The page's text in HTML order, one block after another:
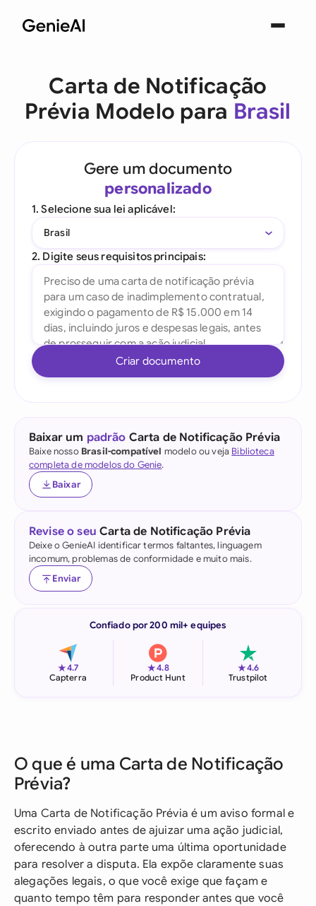
Carta de Notificação
Prévia Modelo para Brasil
Gere um documento
personalizado
1. Selecione sua lei aplicável:
Brasil
2. Digite seus requisitos principais:
Criar documento
Baixar um padrão Carta de Notificação Prévia
Baixe nosso Brasil-compatível modelo ou veja Biblioteca
completa de modelos do Genie.
Baixar
Revise o seu Carta de Notificação Prévia
Deixe o GenieAI identificar termos faltantes, linguagem
incomum, problemas de conformidade e muito mais.
Enviar
Confiado por 200 mil+ equipes
★4.7
Capterra
★4.8
Product Hunt
★4.6
Trustpilot
O que é uma Carta de Notificação
Prévia?
Uma Carta de Notificação Prévia é um aviso formal e
escrito enviado antes de ajuizar uma ação judicial,
oferecendo à outra parte uma última oportunidade
para resolver a disputa. Ela expõe claramente suas
alegações legais, o que você exige que façam e
quanto tempo têm para responder antes que você